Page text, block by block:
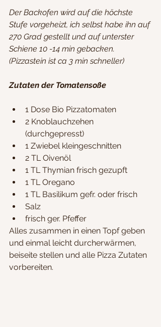
Der Backofen wird auf die höchste
Stufe vorgeheizt, ich selbst habe ihn auf
270 Grad gestellt und auf unterster
Schiene 10 -14 min gebacken.
(Pizzastein ist ca 3 min schneller)
Zutaten der Tomatensoße
1 Dose Bio Pizzatomaten
2 Knoblauchzehen
(durchgepresst)
1 Zwiebel kleingeschnitten
2 TL Oivenöl
1 TL Thymian frisch gezupft
1 TL Oregano
1 TL Basilikum gefr. oder frisch
Salz
frisch ger. Pfeffer
Alles zusammen in einen Topf geben
und einmal leicht durcherwärmen,
beiseite stellen und alle Pizza Zutaten
vorbereiten.